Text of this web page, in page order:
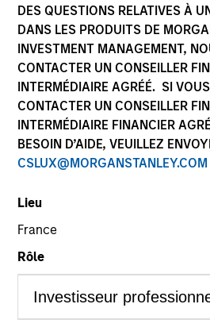
DES QUESTIONS RELATIVES À
DANS LES PRODUITS DE
INVESTMENT MANAGEMENT,
CONTACTER UN CONSEILLER
INTERMÉDIAIRE AGRÉÉ. SI
CONTACTER UN CONSEILLER
INTERMÉDIAIRE FINANCIER
BESOIN D’AIDE, VEUILLEZ
CSLUX@MORGANSTANLEY.COM
Lieu
France
Rôle
Years